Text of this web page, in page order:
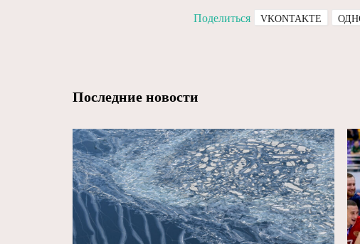
Поделиться VKONTAKTE
Последние новости